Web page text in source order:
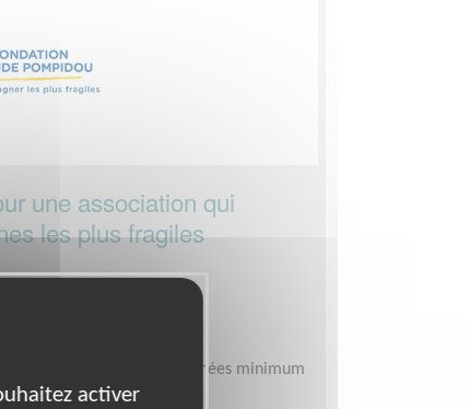
une association qui
les plus fragiles
vos disponibilités, 2 années minimum
scolaires)activer